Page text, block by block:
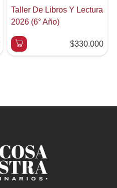
Taller De Libros Y Lectura
2026 (6° Año)
$330.000